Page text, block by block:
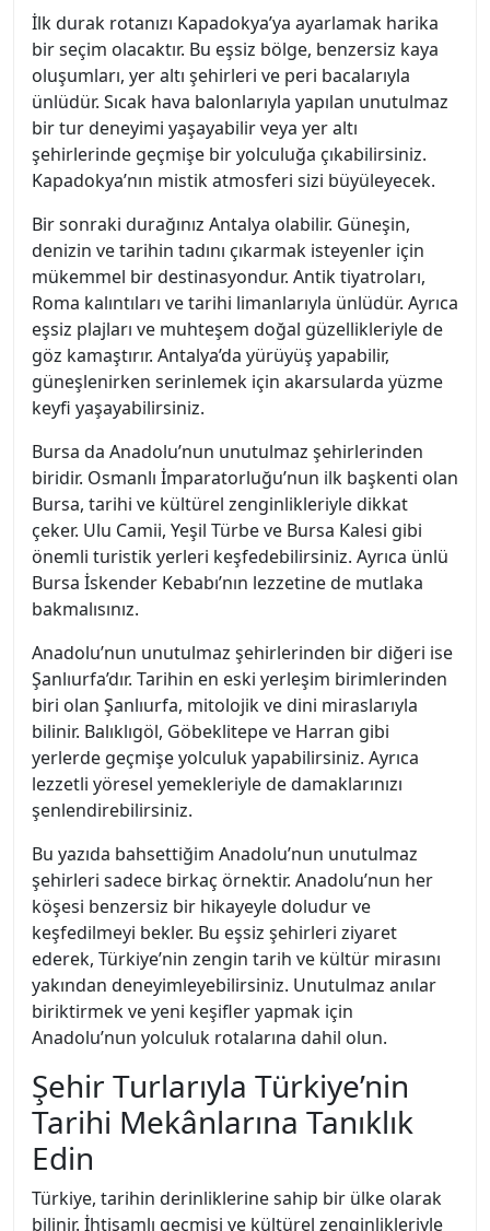
İlk durak rotanızı Kapadokya’ya ayarlamak harika
bir seçim olacaktır. Bu eşsiz bölge, benzersiz kaya
oluşumları, yer altı şehirleri ve peri bacalarıyla
ünlüdür. Sıcak hava balonlarıyla yapılan unutulmaz
bir tur deneyimi yaşayabilir veya yer altı
şehirlerinde geçmişe bir yolculuğa çıkabilirsiniz.
Kapadokya’nın mistik atmosferi sizi büyüleyecek.
Bir sonraki durağınız Antalya olabilir. Güneşin,
denizin ve tarihin tadını çıkarmak isteyenler için
mükemmel bir destinasyondur. Antik tiyatroları,
Roma kalıntıları ve tarihi limanlarıyla ünlüdür. Ayrıca
eşsiz plajları ve muhteşem doğal güzellikleriyle de
göz kamaştırır. Antalya’da yürüyüş yapabilir,
güneşlenirken serinlemek için akarsularda yüzme
keyfi yaşayabilirsiniz.
Bursa da Anadolu’nun unutulmaz şehirlerinden
biridir. Osmanlı İmparatorluğu’nun ilk başkenti olan
Bursa, tarihi ve kültürel zenginlikleriyle dikkat
çeker. Ulu Camii, Yeşil Türbe ve Bursa Kalesi gibi
önemli turistik yerleri keşfedebilirsiniz. Ayrıca ünlü
Bursa İskender Kebabı’nın lezzetine de mutlaka
bakmalısınız.
Anadolu’nun unutulmaz şehirlerinden bir diğeri ise
Şanlıurfa’dır. Tarihin en eski yerleşim birimlerinden
biri olan Şanlıurfa, mitolojik ve dini miraslarıyla
bilinir. Balıklıgöl, Göbeklitepe ve Harran gibi
yerlerde geçmişe yolculuk yapabilirsiniz. Ayrıca
lezzetli yöresel yemekleriyle de damaklarınızı
şenlendirebilirsiniz.
Bu yazıda bahsettiğim Anadolu’nun unutulmaz
şehirleri sadece birkaç örnektir. Anadolu’nun her
köşesi benzersiz bir hikayeyle doludur ve
keşfedilmeyi bekler. Bu eşsiz şehirleri ziyaret
ederek, Türkiye’nin zengin tarih ve kültür mirasını
yakından deneyimleyebilirsiniz. Unutulmaz anılar
biriktirmek ve yeni keşifler yapmak için
Anadolu’nun yolculuk rotalarına dahil olun.
Şehir Turlarıyla Türkiye’nin
Tarihi Mekânlarına Tanıklık
Edin
Türkiye, tarihin derinliklerine sahip bir ülke olarak
bilinir. İhtişamlı geçmişi ve kültürel zenginlikleriyle